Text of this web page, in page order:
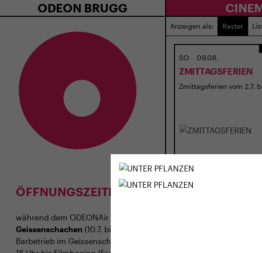
ODEON BRUGG
ÖFFNUNGSZEITEN
während dem ODEONAir
Geissenschachen (10.7. bis 1.8.)
Barbetrieb im Geissenschachen ab
Anzeigen als: Raster
SO 09.08.
ZMITTAGSFERIEN
Zmittagsferien vom 2.7.